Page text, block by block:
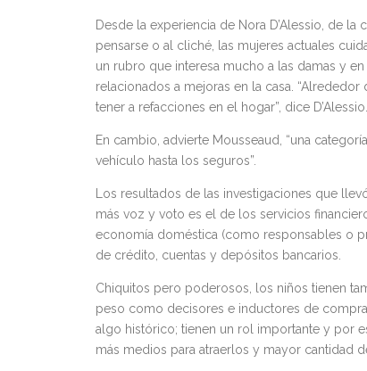
Desde la experiencia de Nora D’Alessio, de
pensarse o al cliché, las mujeres actuales
un rubro que interesa mucho a las damas y
relacionados a mejoras en la casa.
tener a refacciones en el hogar”, dice D’Alessio.
En cambio, advierte Mousseaud, “una
vehículo hasta los seguros”.
Los resultados de las investigaciones que
más voz y voto es el de los servicios
economía doméstica (como responsables o
de crédito, cuentas y depósitos bancarios.
Chiquitos pero poderosos, los niños tienen
peso como decisores e inductores de
algo histórico; tienen un rol importante y por
más medios para atraerlos y mayor cantidad